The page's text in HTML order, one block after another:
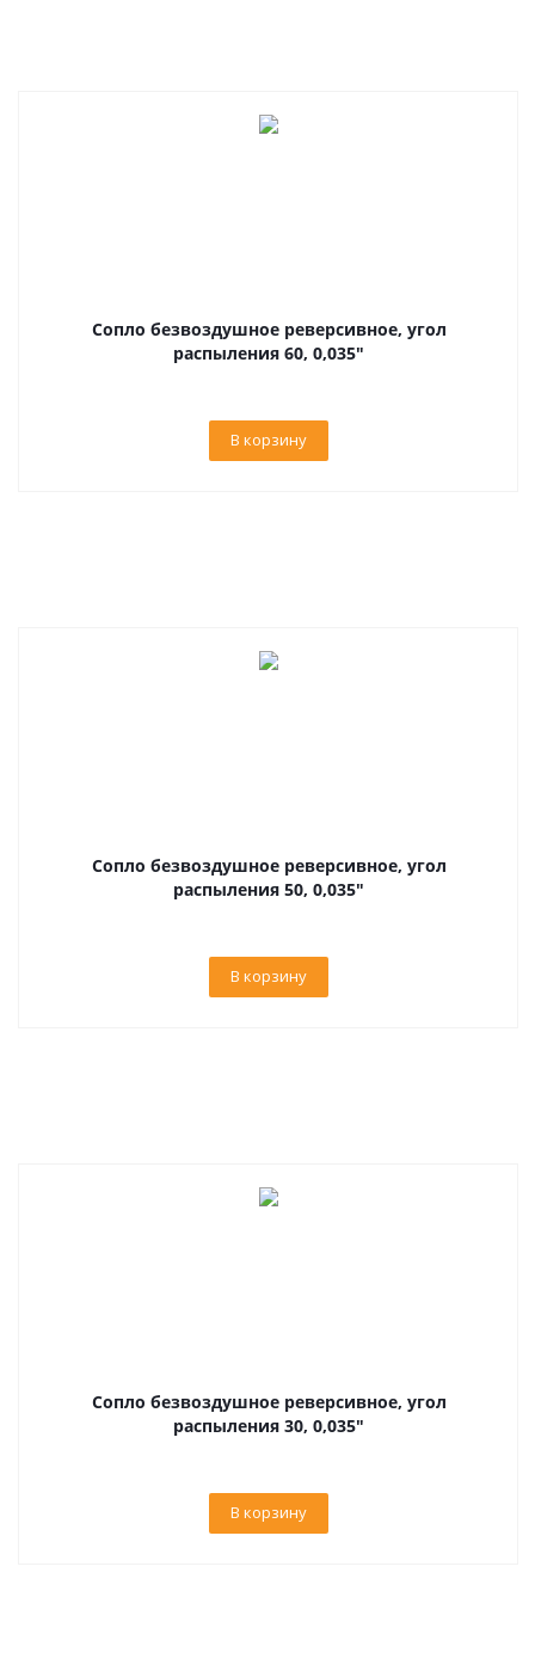
Сопло безвоздушное реверсивное, угол
распыления 60, 0,035"
В корзину
Сопло безвоздушное реверсивное, угол
распыления 50, 0,035"
В корзину
Сопло безвоздушное реверсивное, угол
распыления 30, 0,035"
В корзину